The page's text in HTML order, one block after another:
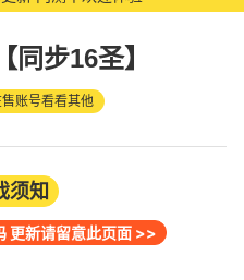
石中级礼包*10 今晚12点更新
宝石随机礼包
同步16圣】
账号看看其他
须知
更新请留意此页面 >>